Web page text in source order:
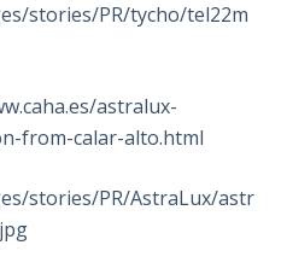
stories/PR/tycho/tel22m
astralux-
from-calar-alto.html
stories/PR/AstraLux/astr